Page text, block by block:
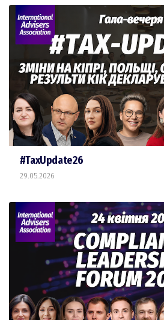
#TaxUpdate26
29.05.2026